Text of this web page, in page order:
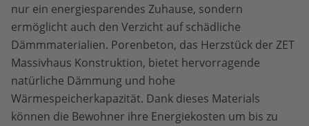
nur ein energiesparendes Zuhause, sondern
ermöglicht auch den Verzicht auf schädliche
Dämmmaterialien. Porenbeton, das Herzstück der ZET
Massivhaus Konstruktion, bietet hervorragende
natürliche Dämmung und hohe
Wärmespeicherkapazität. Dank dieses Materials
können die Bewohner ihre Energiekosten um bis zu